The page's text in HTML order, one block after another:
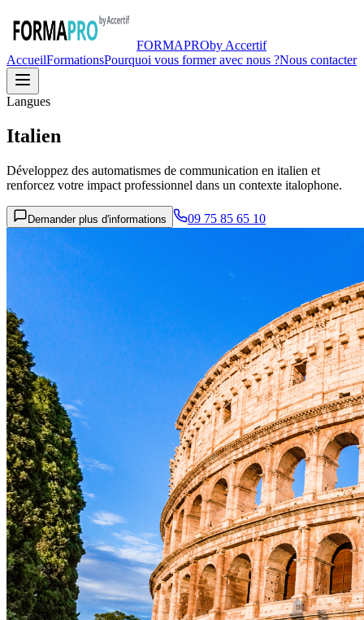
FORMAPROby Accertif
AccueilFormationsPourquoi vous former avec nous ?Nous contacter
Langues
Italien
Développez des automatismes de communication en italien et
renforcez votre impact professionnel dans un contexte italophone.
Demander plus d'informations 09 75 85 65 10